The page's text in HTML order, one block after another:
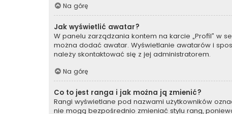
Na górę
Jak wyświetlić awatar?
W panelu zarządzania kontem na karcie „Profil” w
można dodać awatar. Wyświetlanie awatarów i
należy skontaktować się z jej administratorem.
Na górę
Co to jest ranga i jak można ją zmienić?
Rangi wyświetlane pod nazwami użytkowników
nie mogą bezpośrednio zmieniać stylu rang,